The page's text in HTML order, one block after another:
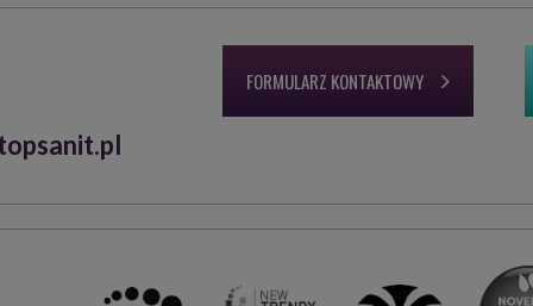
FORMULARZ KONTAKTOWY